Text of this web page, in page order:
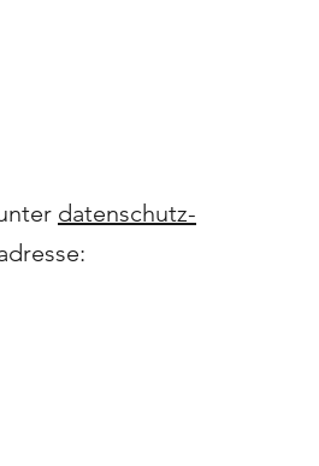
datenschutz-